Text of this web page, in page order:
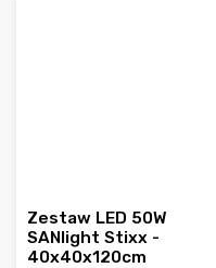
Zestaw LED 50W
SANlight Stixx -
40x40x120cm